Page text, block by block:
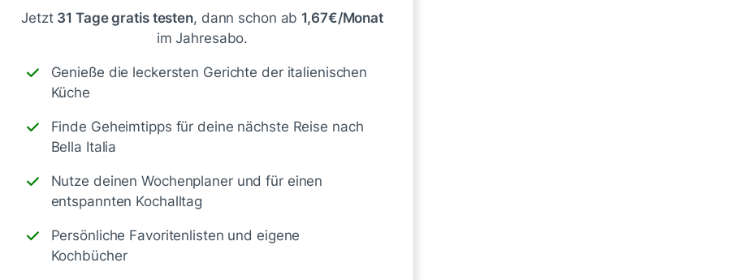
Jetzt 31 Tage gratis testen, dann schon ab 1,67€/Monat
im Jahresabo.
Genieße die leckersten Gerichte der italienischen
Küche
Finde Geheimtipps für deine nächste Reise nach
Bella Italia
Nutze deinen Wochenplaner und für einen
entspannten Kochalltag
Persönliche Favoritenlisten und eigene
Kochbücher
Gemüse passen hervorragend dazu.
Guacamole,